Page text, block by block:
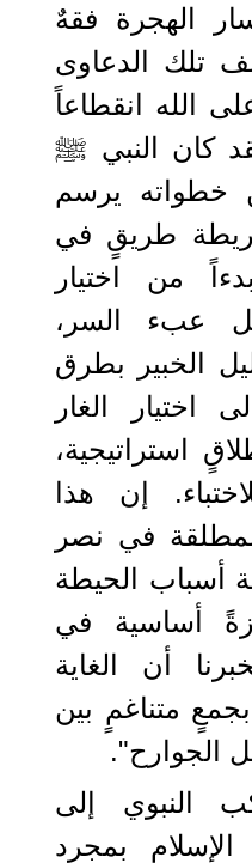
الهجرة فقهٌ
تلك الدعاوى
الله انقطاعاً
كان النبي ﷺ
يرسم
طريقٍ في
من اختيار
عبء السر،
الخبير بطرق
اختيار الغار
استراتيجية،
إن هذا
في نصر
أسباب الحيطة
أساسية في
أن الغاية
بجمعٍ متناغمٍ بين
الجوارح".
النبوي إلى
بمجرد